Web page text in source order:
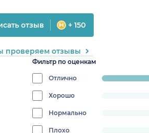
Фильтр по оценкам
Отлично
progress:
Хорошо
Нормально
Плохо
отзыв + 150
проверяем отзывы